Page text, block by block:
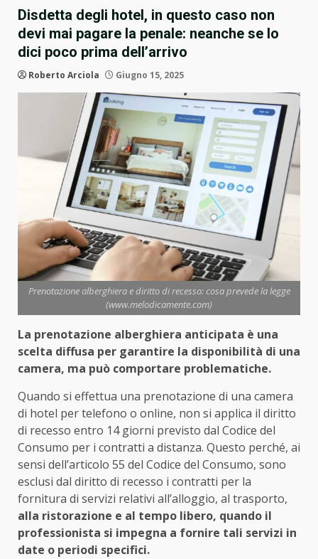
Disdetta degli hotel, in questo caso non
devi mai pagare la penale: neanche se lo
dici poco prima dell’arrivo
Roberto Arciola Giugno 15, 2025
Prenotazione alberghiera e diritto di recesso: cosa prevede la legge
(www.melodicamente.com)
La prenotazione alberghiera anticipata è una
scelta diffusa per garantire la disponibilità di una
camera, ma può comportare problematiche.
Quando si effettua una prenotazione di una camera
di hotel per telefono o online, non si applica il diritto
di recesso entro 14 giorni previsto dal Codice del
Consumo per i contratti a distanza. Questo perché, ai
sensi dell’articolo 55 del Codice del Consumo, sono
esclusi dal diritto di recesso i contratti per la
fornitura di servizi relativi all’alloggio, al trasporto,
alla ristorazione e al tempo libero, quando il
professionista si impegna a fornire tali servizi in
date o periodi specifici.